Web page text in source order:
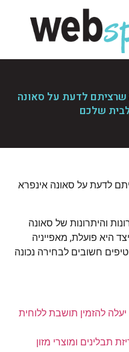
שרציתם לדעת על סאונה
שלכם
לדעת על סאונה אינפרא
והיתרונות של סאונה
היא פועלת, מאפייניה
חשובים לבחירה נכונה
להזמין תושבת ללוחית
תבלינים ומוצרי מזון